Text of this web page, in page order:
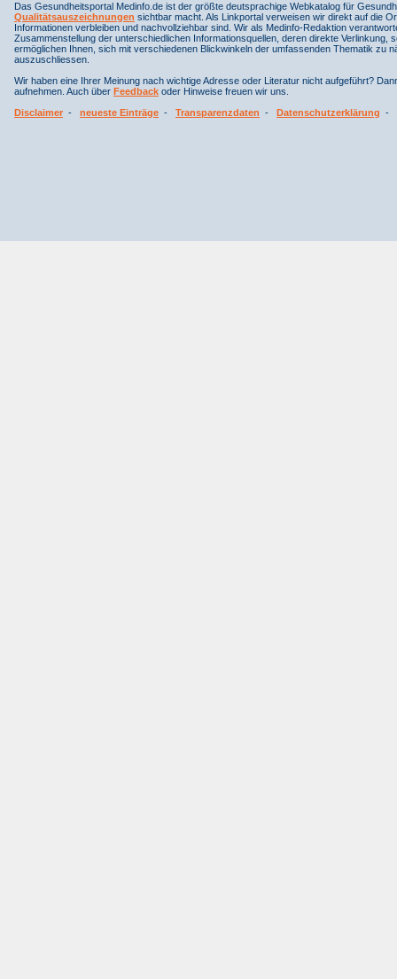
Das Gesundheitsportal Medinfo.de ist der größte deutsprachige Webkatalog für
Qualitätsauszeichnungen sichtbar macht. Als Linkportal verweisen wir direkt auf die
Informationen verbleiben und nachvollziehbar sind. Wir als Medinfo-Redaktion
Zusammenstellung der unterschiedlichen Informationsquellen, deren direkte
ermöglichen Ihnen, sich mit verschiedenen Blickwinkeln der umfassenden Thematik
auszuschliessen.
Wir haben eine Ihrer Meinung nach wichtige Adresse oder Literatur nicht aufgeführt?
aufnehmen. Auch über Feedback oder Hinweise freuen wir uns.
Disclaimer - neueste Einträge - Transparenzdaten - Datenschutzerklärung -